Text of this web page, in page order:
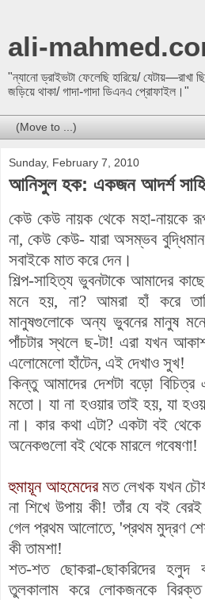
ali-
"ন্যানো ড্রাইভটা ফেলেছি হারিয়ে/ যেটায়—রাখা
জড়িয়ে থাকা/ গাদা-গাদা ডিএনএ প্রোফাইল।"
Sunday, February 7, 2010
আনিসুল হক: একজন আদর্শ
কেউ কেউ নায়ক থেকে মহা-নায়কে
না, কেউ কেউ- যারা অসম্ভব
সবাইকে মাত করে দেন।
শিল্প-সাহিত্য ভুবনটাকে আমাদের
মনে হয়, না? আমরা হাঁ করে
মানুষগুলোকে অন্য ভুবনের মানুষ
পাঁচটার স্থলে ছ-টা! এরা যখন
এলোমেলো হাঁটেন, এই দেখাও সুখ!
কিন্তু আমাদের দেশটা বড়ো বিচিত্র
মতো। যা না হওয়ার তাই হয়, যা
না।কার কথা এটা?একটা বই
অনেকগুলো বই থেকে মারলে গবেষণা!
হুমায়ূন আহমেদেরমত লেখক যখন
না শিখে উপায় কী! তাঁর যে বই বেরই
গেল প্রথম আলোতে, 'প্রথম মুদ্রণ
কী তামশা!
শত-শত ছোকরা-ছোকরিদের হলুদ
তুলকালাম করে লোকজনকে